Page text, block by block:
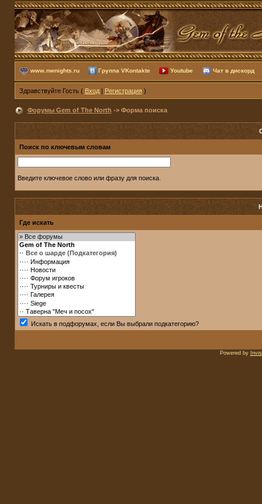
www.nwnights.ru Группа VKontakte Youtube Чат в дискорд
Здравствуйте Гость ( Вход| Регистрация)
Форумы Gem of The North -> Форма поиска
Поиск по ключевым словам
Введите ключевое слово или фразу для поиска.
Где искать
Искать в подфорумах, если Вы выбрали подкатегорию?
Powered by